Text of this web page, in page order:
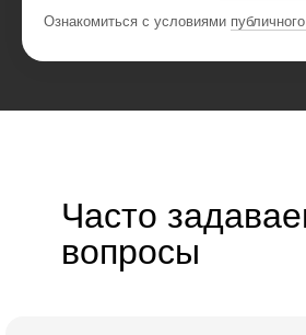
Ознакомиться с условиями
Часто
вопросы